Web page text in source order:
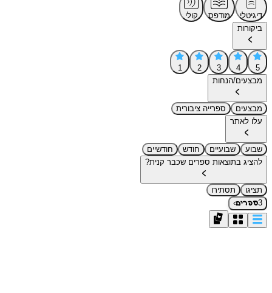
דיגיטלי מודפס
קולי
ביקורות
5
4
3
2
1
מבצעים/הנחות
מבצעים
ספרייה ציבורית
עלו לאתר
שבוע שבועיים חודש
חודשיים
להציג בתוצאות ספרים שכבר קנית?
תציגו
תסתירו
3ספרים›